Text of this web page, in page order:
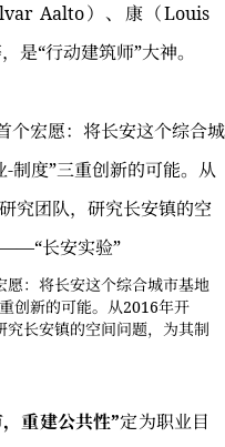
Aalto）、康（Louis
“行动建筑师”大神。
：将长安这个综合城市基地
创新的可能。从2016年开
长安镇的空间问题，为其制
重建公共性”定为职业目